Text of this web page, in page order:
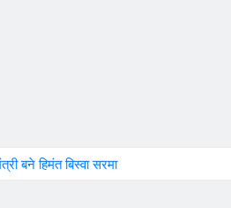
बने हिमंत बिस्वा सरमा